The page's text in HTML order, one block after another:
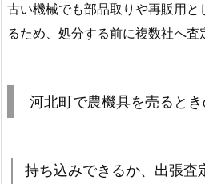
古い機械でも部品取りや再販用と
るため、処分する前に複数社へ査
河北町で農機具を売ると
持ち込みできるか、出張査